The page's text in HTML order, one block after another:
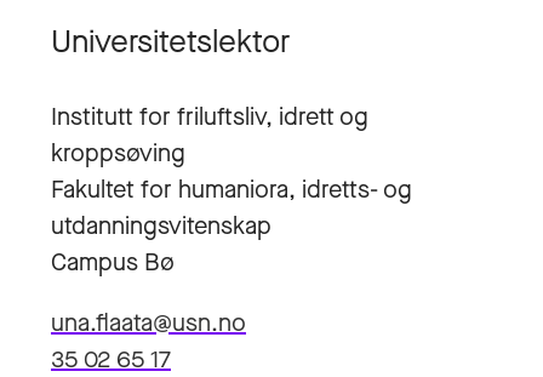
Universitetslektor
Institutt for friluftsliv, idrett og
kroppsøving
Fakultet for humaniora, idretts- og
utdanningsvitenskap
Campus Bø
una.flaata@usn.no
35 02 65 17